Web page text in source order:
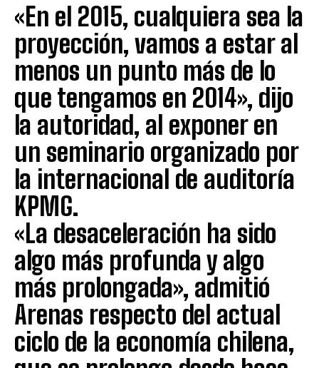
«En el 2015, cualquiera sea la
proyección, vamos a estar al
menos un punto más de lo
que tengamos en 2014», dijo
la autoridad, al exponer en
un seminario organizado por
la internacional de auditoría
KPMG.
«La desaceleración ha sido
algo más profunda y algo
más prolongada», admitió
Arenas respecto del actual
ciclo de la economía chilena,